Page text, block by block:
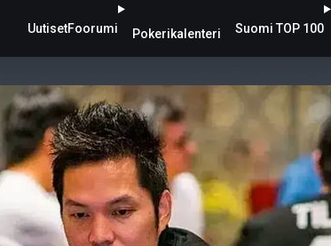
UutisetFoorumi Pokerikalenteri Suomi TOP 100